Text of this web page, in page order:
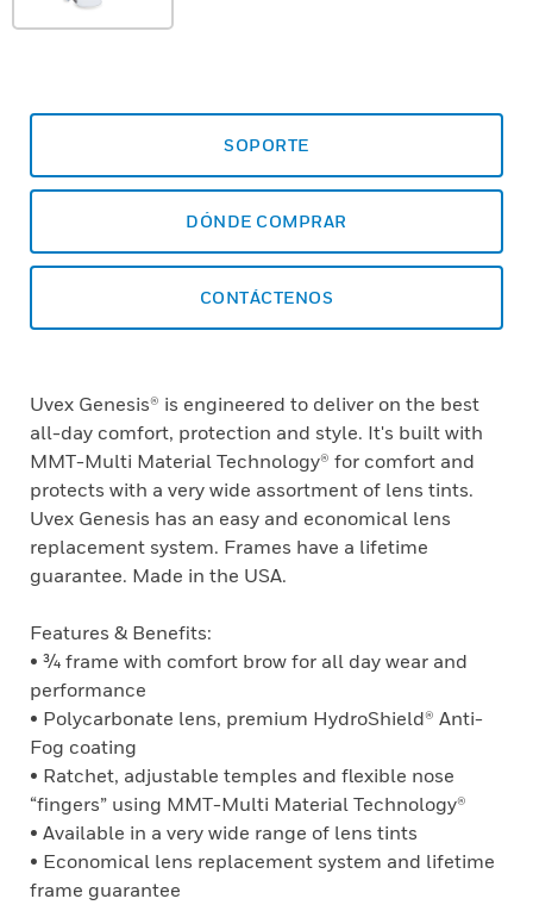
SOPORTE
DÓNDE COMPRAR
CONTÁCTENOS
Uvex Genesis® is engineered to deliver on the best
all-day comfort, protection and style. It's built with
MMT-Multi Material Technology® for comfort and
protects with a very wide assortment of lens tints.
Uvex Genesis has an easy and economical lens
replacement system. Frames have a lifetime
guarantee. Made in the USA.
Features & Benefits:
• ¾ frame with comfort brow for all day wear and
performance
• Polycarbonate lens, premium HydroShield® Anti-
Fog coating
• Ratchet, adjustable temples and flexible nose
“fingers” using MMT-Multi Material Technology®
• Available in a very wide range of lens tints
• Economical lens replacement system and lifetime
frame guarantee